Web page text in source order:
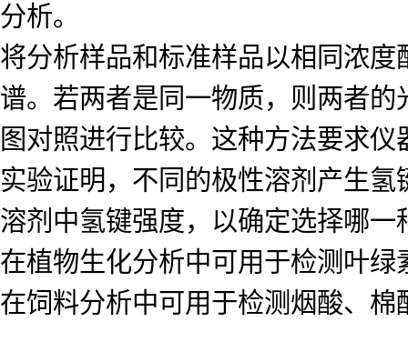
分析。
将分析样品和标准样品以相同浓
谱。若两者是同一物质，则两者
图对照进行比较。这种方法要求
实验证明，不同的极性溶剂产生
溶剂中氢键强度，以确定选择哪一
在植物生化分析中可用于检测叶
在饲料分析中可用于检测烟酸、棉